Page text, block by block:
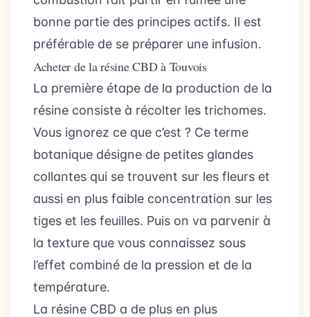
bonne partie des principes actifs. Il est
préférable de se préparer une infusion.
Acheter de la résine CBD à Touvois
La première étape de la production de la
résine consiste à récolter les trichomes.
Vous ignorez ce que c’est ? Ce terme
botanique désigne de petites glandes
collantes qui se trouvent sur les fleurs et
aussi en plus faible concentration sur les
tiges et les feuilles. Puis on va parvenir à
la texture que vous connaissez sous
l’effet combiné de la pression et de la
température.
La résine CBD a de plus en plus